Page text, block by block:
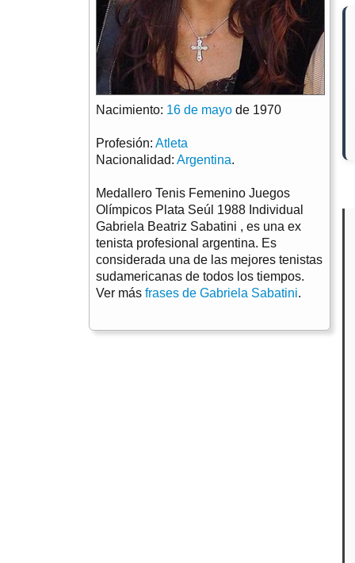
Nacimiento: 16 de mayo de 1970
Profesión: Atleta
Nacionalidad: Argentina.
Medallero Tenis Femenino Juegos
Olímpicos Plata Seúl 1988 Individual
Gabriela Beatriz Sabatini , es una ex
tenista profesional argentina. Es
considerada una de las mejores tenistas
sudamericanas de todos los tiempos.
Ver más frases de Gabriela Sabatini.